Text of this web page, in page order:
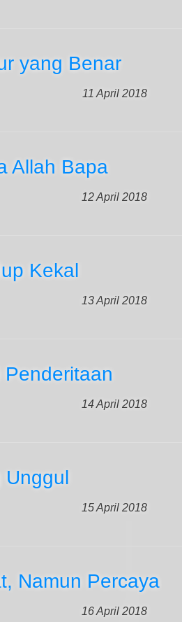
yang Benar
11 April 2018
Allah Bapa
12 April 2018
Kekal
13 April 2018
14 April 2018
Unggul
15 April 2018
Namun Percaya
16 April 2018